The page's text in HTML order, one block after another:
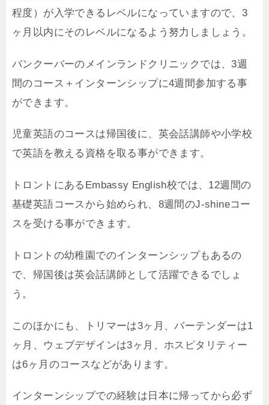
程度）が入学できるレベルになっていますので、3
ヶ月以内にそのレベルになるよう努力しましょう。
バンクーバーのメインランドクリニックでは、3週
間のコース＋インターンシップに4週間参加する事
ができます。
児童英語のコースは帰国後に、英会話講師や小学校
で英語を教える資格を取る事ができます。
トロントにあるEmbassy English校では、12週間の
基礎英語コースから始められ、8週間のJ-shineコー
スを受ける事ができます。
トロントの幼稚園でのインターンシップもあるの
で、帰国後は英会話講師として活躍できるでしょ
う。
このほかにも、トリマーは3ヶ月、バーテンダーは1
ヶ月、ウェブデザインは3ヶ月、ホスピタリティー
は6ヶ月のコースなどがあります。
インターンシップでの経験は日本に帰ってから必ず